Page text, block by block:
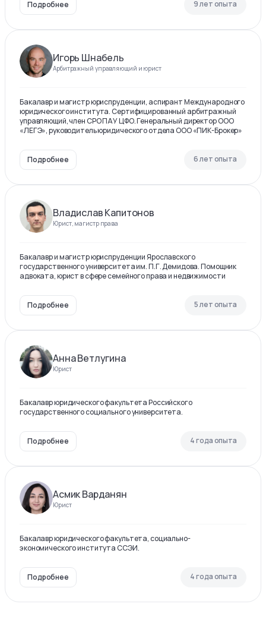
Подробнее 9 лет опыта
Игорь Шнабель
Арбитражный управляющий и юрист
Бакалавр и магистр юриспруденции, аспирант Международного
юридического института. Сертифицированный арбитражный
управляющий, член СРО ПАУ ЦФО. Генеральный директор ООО
«ЛЕГЭ», руководитель юридического отдела ООО «ПИК-Брокер»
Подробнее 6 лет опыта
Владислав Капитонов
Юрист, магистр права
Бакалавр и магистр юриспруденции Ярославского
государственного университета им. П.Г. Демидова. Помощник
адвоката, юрист в сфере семейного права и недвижимости
Подробнее 5 лет опыта
Анна Ветлугина
Юрист
Бакалавр юридического факультета Российского
государственного социального университета.
Подробнее 4 года опыта
Асмик Варданян
Юрист
Бакалавр юридического факультета, социально-
экономического института ССЭИ.
Подробнее 4 года опыта